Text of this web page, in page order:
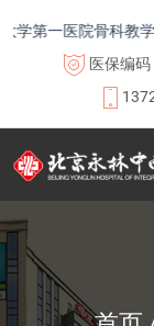
一医院骨科教学联
医保编